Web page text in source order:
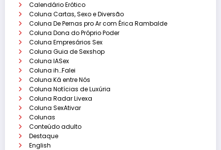
Calendário Erótico
Coluna Cartas, Sexo e Diversão
Coluna De Pernas pro Ar com Érica Rambalde
Coluna Dona do Próprio Poder
Coluna Empresários Sex
Coluna Guia de Sexshop
Coluna IASex
Coluna ih…Falei
Coluna Ká entre Nós
Coluna Notícias de Luxúria
Coluna Radar Livexa
Coluna SexAtivar
Colunas
Conteúdo adulto
Destaque
English